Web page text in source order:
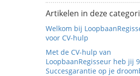
Artikelen in deze
Welkom bij
voor CV-hulp
Met de CV-hulp van
LoopbaanRegisseur heb jij
Succesgarantie op je